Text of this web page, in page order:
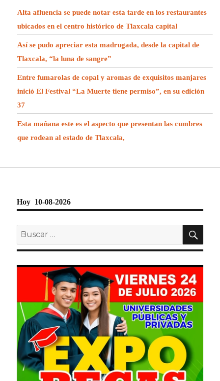
Alta afluencia se puede notar esta tarde en los restaurantes
ubicados en el centro histórico de Tlaxcala capital
Así se pudo apreciar esta madrugada, desde la capital de
Tlaxcala, “la luna de sangre”
Entre fumarolas de copal y aromas de exquisitos manjares
inició El Festival “La Muerte tiene permiso”, en su edición
37
Esta mañana este es el aspecto que presentan las cumbres
que rodean al estado de Tlaxcala,
Hoy 10-08-2026
Buscar
por: